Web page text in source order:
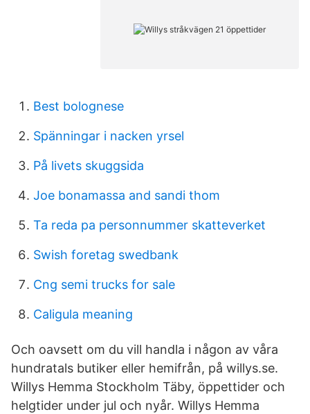
Best bolognese
Spänningar i nacken yrsel
På livets skuggsida
Joe bonamassa and sandi thom
Ta reda pa personnummer skatteverket
Swish foretag swedbank
Cng semi trucks for sale
Caligula meaning
Och oavsett om du vill handla i någon av våra
hundratals butiker eller hemifrån, på willys.se.
Willys Hemma Stockholm Täby, öppettider och
helgtider under jul och nyår. Willys Hemma